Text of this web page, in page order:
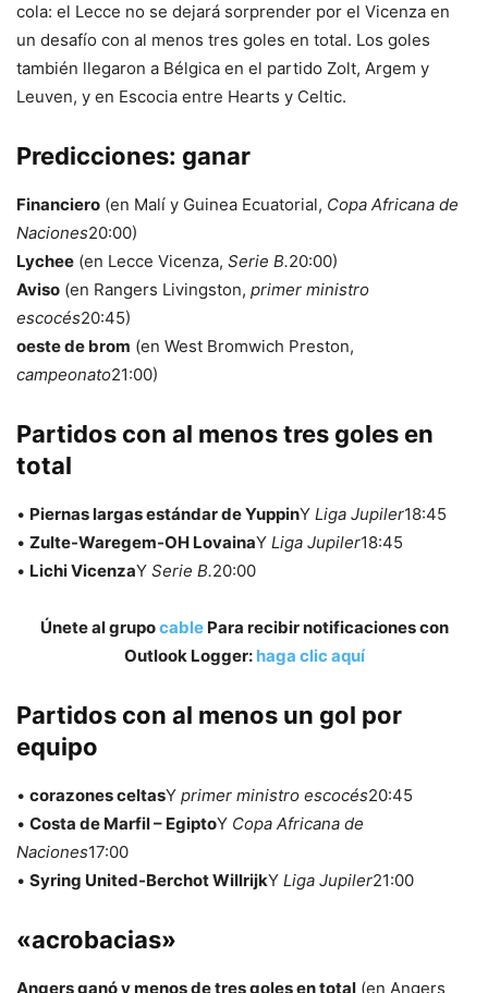
cola: el Lecce no se dejará sorprender por el Vicenza en
un desafío con al menos tres goles en total. Los goles
también llegaron a Bélgica en el partido Zolt, Argem y
Leuven, y en Escocia entre Hearts y Celtic.
Predicciones: ganar
Financiero (en Malí y Guinea Ecuatorial, Copa Africana de
Naciones20:00)
Lychee (en Lecce Vicenza, Serie B.20:00)
Aviso (en Rangers Livingston, primer ministro
escocés20:45)
oeste de brom (en West Bromwich Preston,
campeonato21:00)
Partidos con al menos tres goles en
total
• Piernas largas estándar de YuppinY Liga Jupiler18:45
• Zulte-Waregem-OH LovainaY Liga Jupiler18:45
• Lichi VicenzaY Serie B.20:00
Únete al grupocablePara recibir notificaciones con
Outlook Logger: haga clic aquí
Partidos con al menos un gol por
equipo
• corazones celtasY primer ministro escocés20:45
• Costa de Marfil – EgiptoY Copa Africana de
Naciones17:00
• Syring United-Berchot WillrijkY Liga Jupiler21:00
«acrobacias»
Angers ganó y menos de tres goles en total (en Angers